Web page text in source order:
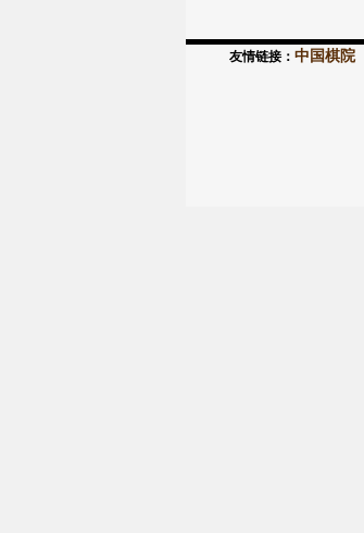
友情链接： 中国棋院